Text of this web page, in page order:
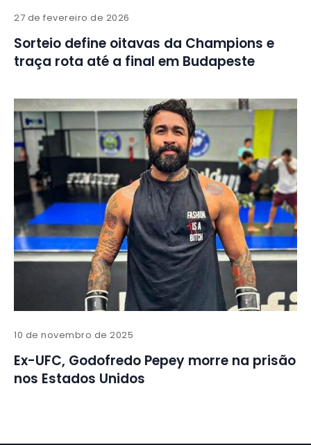
27 de fevereiro de 2026
Sorteio define oitavas da Champions e
traça rota até a final em Budapeste
10 de novembro de 2025
Ex-UFC, Godofredo Pepey morre na prisão
nos Estados Unidos